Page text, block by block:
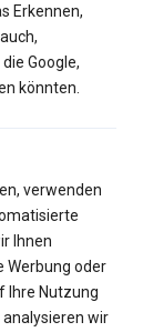
Erkennen,
Google,
könnten.
verwenden
Ihnen
Werbung oder
Ihre Nutzung
wir